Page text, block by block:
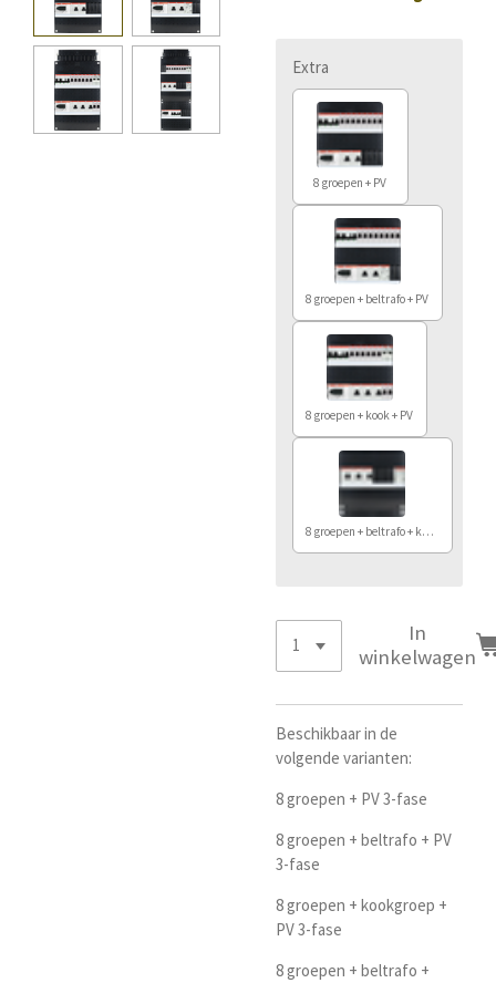
Extra
8 groepen + PV
8 groepen + beltrafo + PV
8 groepen + kook + PV
8 groepen + beltrafo + kook + PV
In
winkelwagen
Beschikbaar in de
volgende varianten:
8 groepen + PV 3-fase
8 groepen + beltrafo + PV
3-fase
8 groepen + kookgroep +
PV 3-fase
8 groepen + beltrafo +